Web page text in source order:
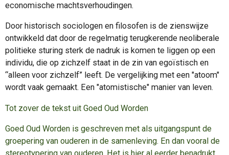
economische machtsverhoudingen.
Door historisch sociologen en filosofen is de zienswijze
ontwikkeld dat door de regelmatig terugkerende neoliberale
politieke sturing sterk de nadruk is komen te liggen op een
individu, die op zichzelf staat in de zin van egoïstisch en
“alleen voor zichzelf” leeft. De vergelijking met een "atoom"
wordt vaak gemaakt. Een "atomistische" manier van leven.
Tot zover de tekst uit Goed Oud Worden
Goed Oud Worden is geschreven met als uitgangspunt de
groepering van ouderen in de samenleving. En dan vooral de